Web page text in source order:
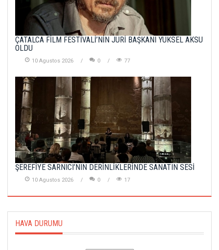
ÇATALCA FİLM FESTİVALİ’NİN JÜRİ BAŞKANI YÜKSEL AKSU
OLDU
10 Agustos 2026 0 77
ŞEREFİYE SARNICI’NIN DERİNLİKLERİNDE SANATIN SESİ
10 Agustos 2026 0 17
HAVA DURUMU